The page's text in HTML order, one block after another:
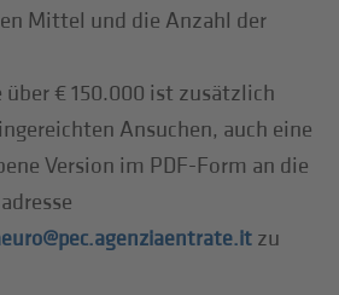
Mittel und die Anzahl der
€ 150.000 ist zusätzlich
Ansuchen, auch eine
Version im PDF-Form an die
zu